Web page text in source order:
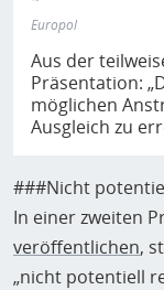
Europol
Aus der
Präsentation:
möglichen
Ausgleich zu
###Nicht
In einer zweiten
veröffentlichen,
„nicht potentiell